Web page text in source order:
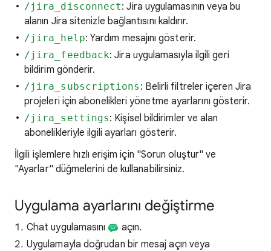
/jira_disconnect: Jira uygulamasının veya bu
alanın Jira sitenizle bağlantısını kaldırır.
/jira_help: Yardım mesajını gösterir.
/jira_feedback: Jira uygulamasıyla ilgili geri
bildirim gönderir.
/jira_subscriptions : Belirli filtreler içeren Jira
projeleri için abonelikleri yönetme ayarlarını gösterir.
/jira_settings: Kişisel bildirimler ve alan
abonelikleriyle ilgili ayarları gösterir.
İlgili işlemlere hızlı erişim için "Sorun oluştur" ve
"Ayarlar" düğmelerini de kullanabilirsiniz.
Uygulama ayarlarını değiştirme
Chat uygulamasını
açın.
Uygulamayla doğrudan bir mesaj açın veya